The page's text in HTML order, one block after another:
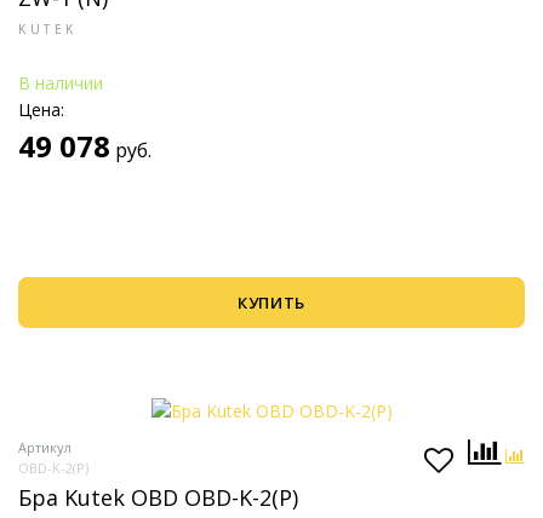
KUTEK
В наличии
Цена:
49 078 руб.
КУПИТЬ
Артикул
OBD-K-2(P)
Бра Kutek OBD OBD-K-2(P)